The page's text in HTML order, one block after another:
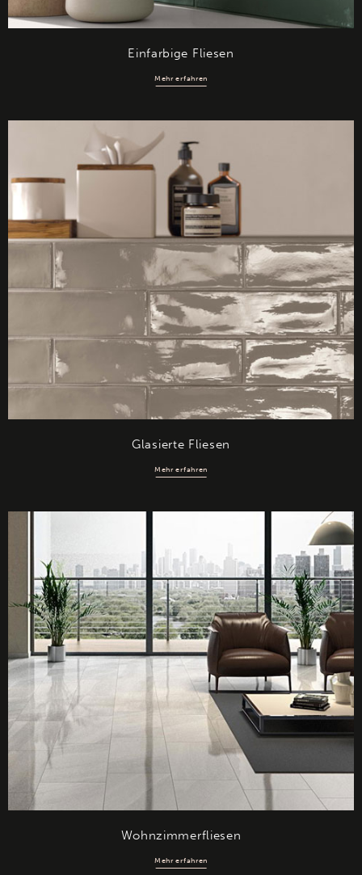
Einfarbige Fliesen
Mehr erfahren
Glasierte Fliesen
Mehr erfahren
Wohnzimmerfliesen
Mehr erfahren